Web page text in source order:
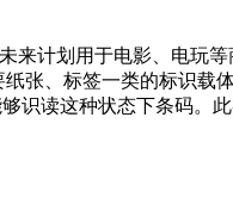
计划用于电影、电玩
张、标签一类的标识载
读这种状态下条码。